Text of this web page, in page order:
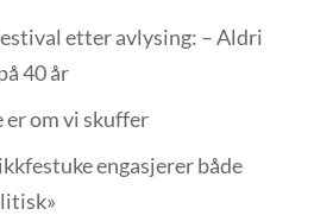
etter avlysing: – Aldri
40 år
er om vi skuffer
engasjerer både